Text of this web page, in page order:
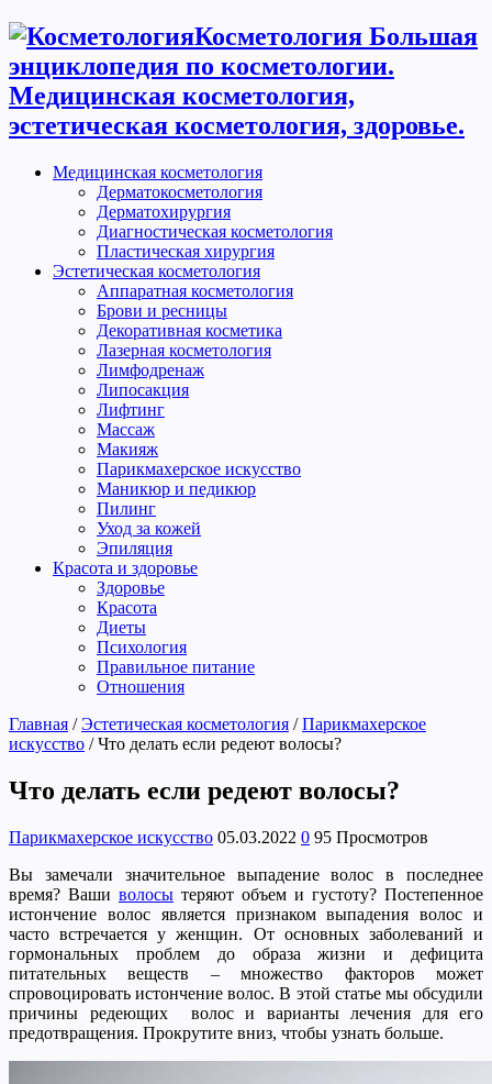
Косметология Большая
энциклопедия по косметологии.
Медицинская косметология,
эстетическая косметология, здоровье.
Медицинская косметология
Дерматокосметология
Дерматохирургия
Диагностическая косметология
Пластическая хирургия
Эстетическая косметология
Аппаратная косметология
Брови и ресницы
Декоративная косметика
Лазерная косметология
Лимфодренаж
Липосакция
Лифтинг
Массаж
Макияж
Парикмахерское искусство
Маникюр и педикюр
Пилинг
Уход за кожей
Эпиляция
Красота и здоровье
Здоровье
Красота
Диеты
Психология
Правильное питание
Отношения
Главная / Эстетическая косметология / Парикмахерское
искусство / Что делать если редеют волосы?
Что делать если редеют волосы?
Парикмахерское искусство 05.03.2022 0 95 Просмотров
Вы замечали значительное выпадение волос в последнее
время? Ваши волосы теряют объем и густоту? Постепенное
истончение волос является признаком выпадения волос и
часто встречается у женщин. От основных заболеваний и
гормональных проблем до образа жизни и дефицита
питательных веществ – множество факторов может
спровоцировать истончение волос. В этой статье мы обсудили
причины редеющих волос и варианты лечения для его
предотвращения. Прокрутите вниз, чтобы узнать больше.